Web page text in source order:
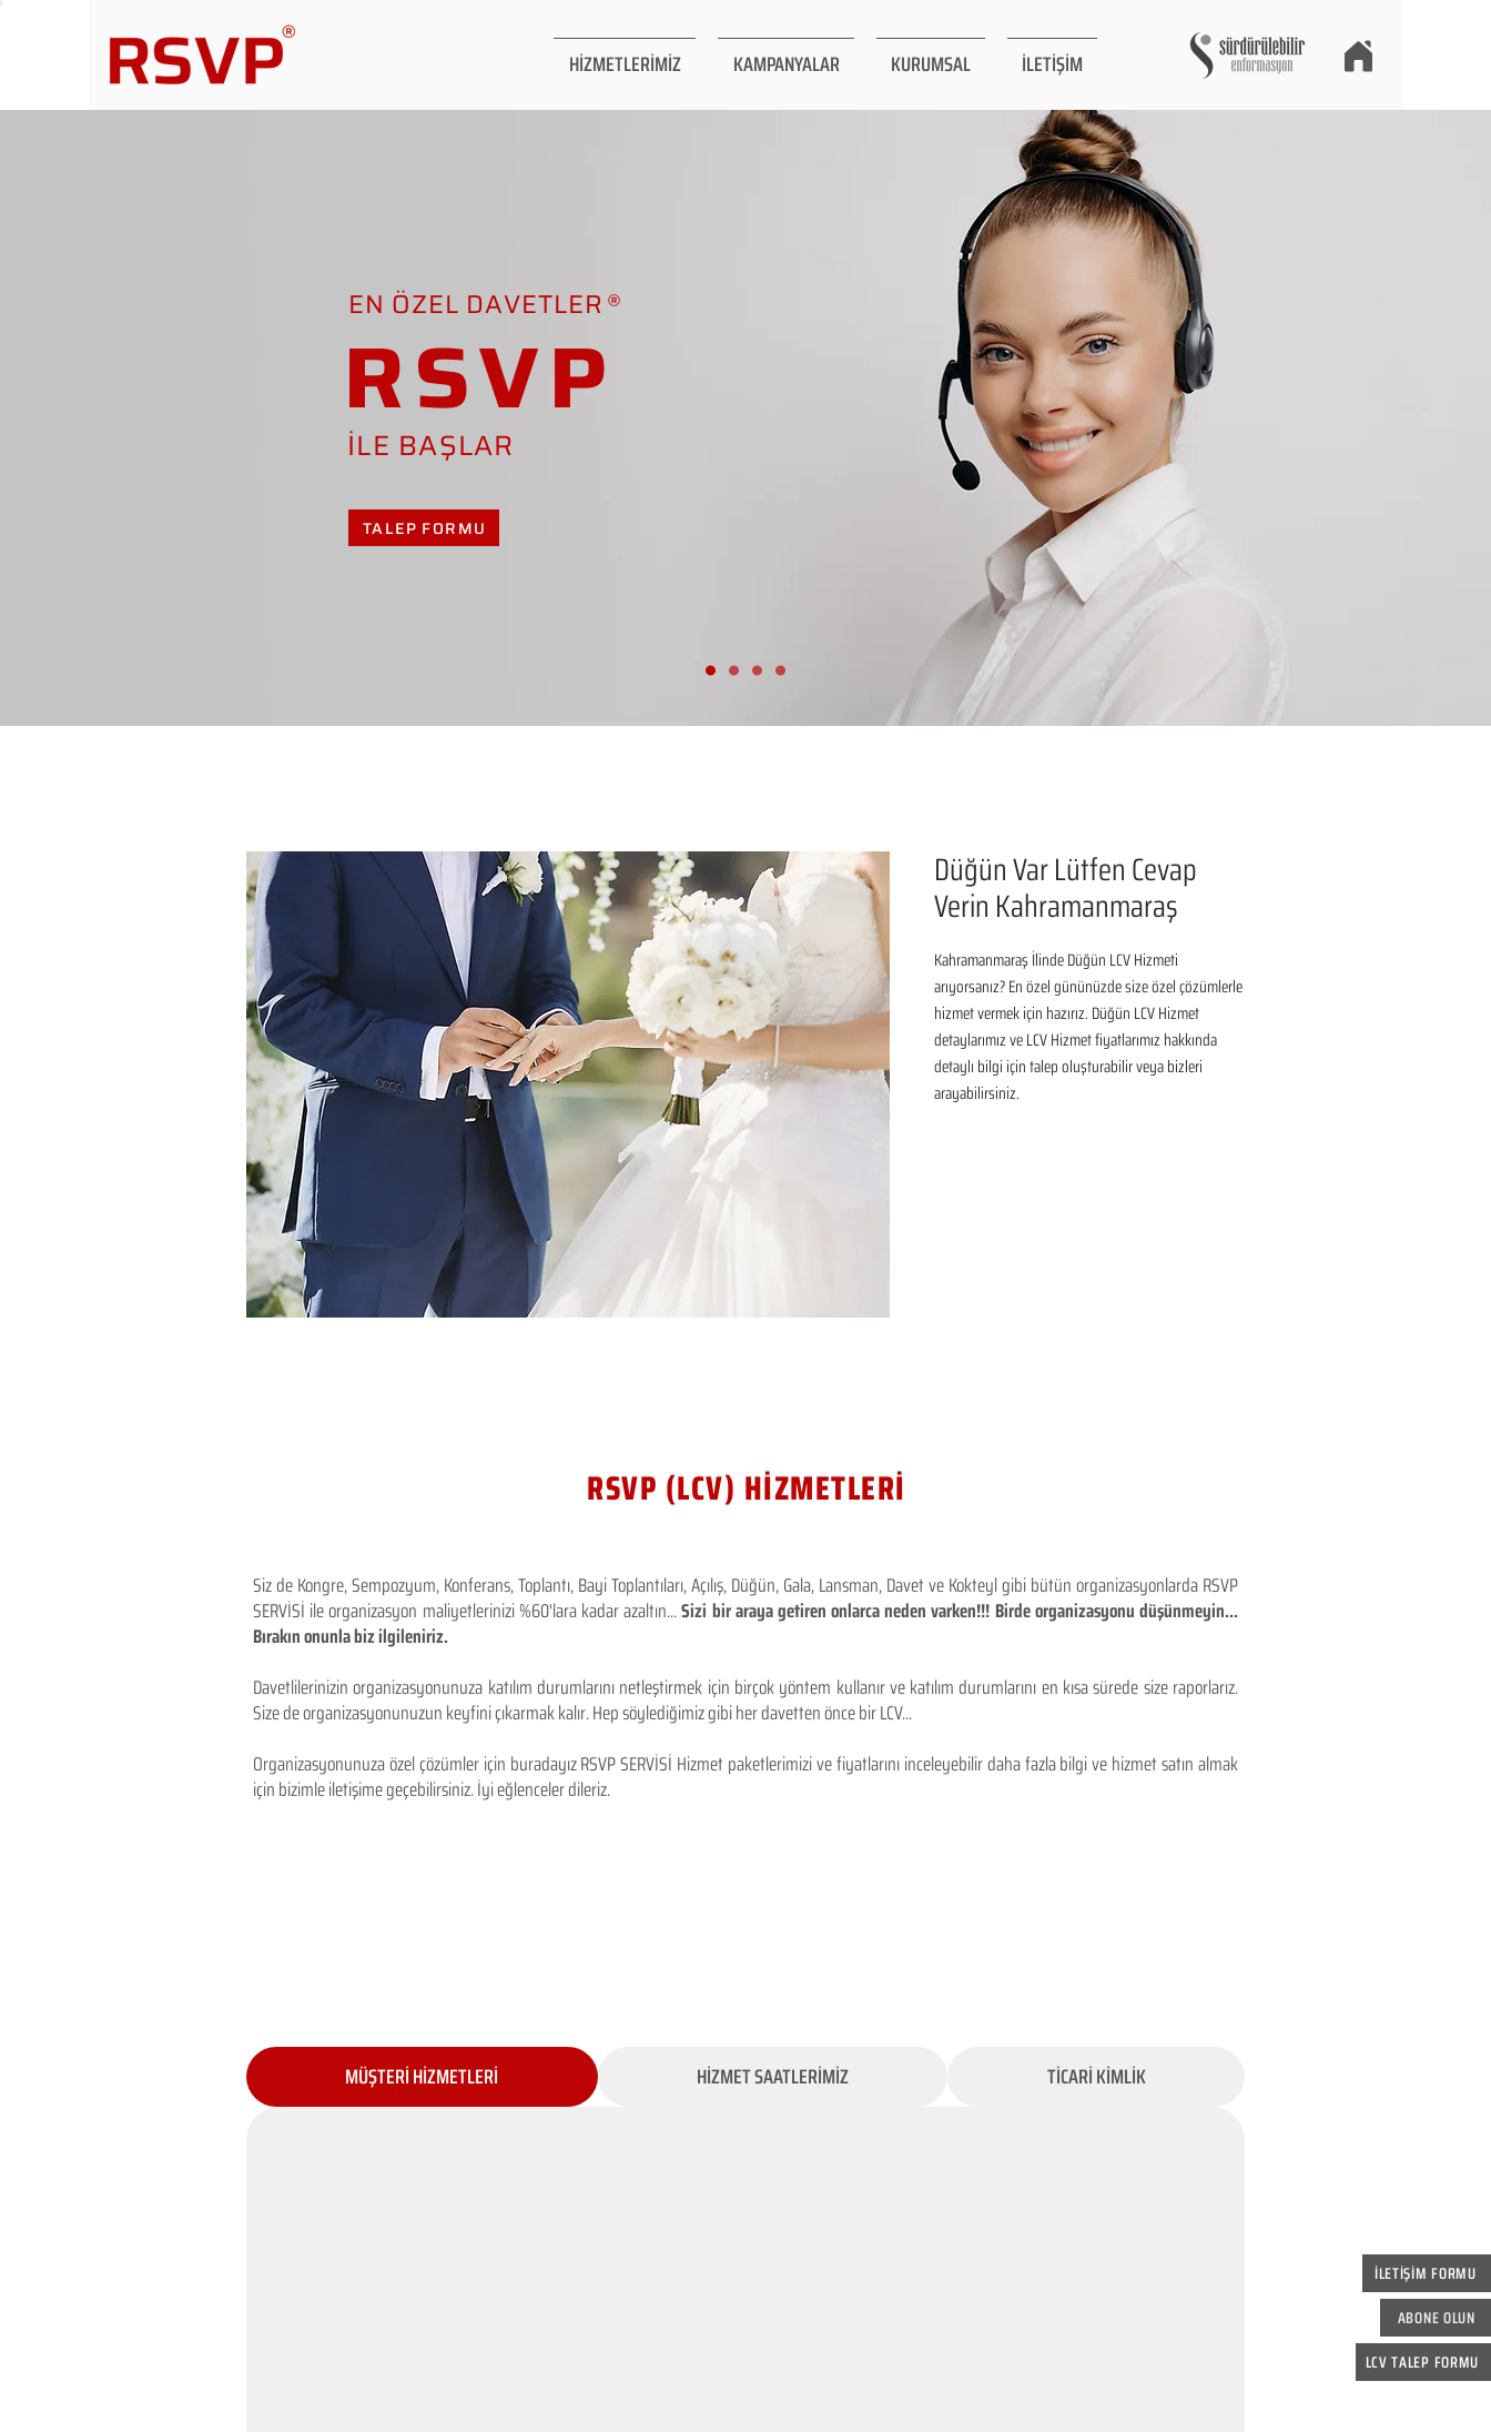
HİZMETLERİMİZ KAMPANYALAR KURUMSAL İLETİŞİM
İLETİŞİM FORMU
ABONE OLUN
LCV TALEP FORMU
EN ÖZEL DAVETLER
RSVP
İLE BAŞLAR
TALEP FORMU
Düğün Var Lütfen Cevap
Verin Kahramanmaraş
Kahramanmaraş İlinde Düğün LCV Hizmeti
arıyorsanız? En özel gününüzde size özel çözümlerle
hizmet vermek için hazırız. Düğün LCV Hizmet
detaylarımız ve LCV Hizmet fiyatlarımız hakkında
detaylı bilgi için talep oluşturabilir veya bizleri
arayabilirsiniz.
RSVP (LCV) HİZMETLERİ
Siz de Kongre, Sempozyum, Konferans, Toplantı, Bayi Toplantıları, Açılış, Düğün, Gala, Lansman, Davet ve Kokteyl gibi bütün organizasyonlarda RSVP
SERVİSİ ile organizasyon maliyetlerinizi %60'lara kadar azaltın...Sizi bir araya getiren onlarca neden varken!!! Birde organizasyonu düşünmeyin...
Bırakın onunla biz ilgileniriz.
Davetlilerinizin organizasyonunuza katılım durumlarını netleştirmek için birçok yöntem kullanır ve katılım durumlarını en kısa sürede size raporlarız.
Size de organizasyonunuzun keyfini çıkarmak kalır. Hep söylediğimiz gibi her davetten önce bir LCV...
Organizasyonunuza özel çözümler için buradayız RSVP SERVİSİ Hizmet paketlerimizi ve fiyatlarını inceleyebilir daha fazla bilgi ve hizmet satın almak
için bizimle iletişime geçebilirsiniz. İyi eğlenceler dileriz.
MÜŞTERİ HİZMETLERİ HİZMET SAATLERİMİZ TİCARİ KİMLİK